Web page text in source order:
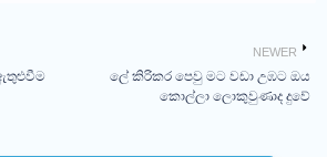
NEWER
ලේ කිරිකර පෙවු මට වඩා උඹට ඔය
කොල්ලා ලොකුවුණාද දුවේ
ඇතුළුවීම